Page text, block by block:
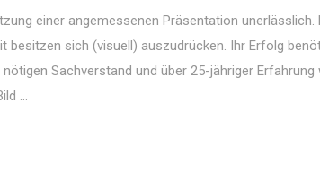
einer angemessenen Präsentation unerlässlich.
besitzen sich (visuell) auszudrücken. Ihr Erfolg
Sachverstand und über 25-jähriger
...